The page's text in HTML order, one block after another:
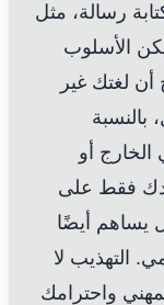
رسالة، مثل
الأسلوب
أن لغتك غير
بالنسبة
أو
فقط على
يساهم أيضًا
التهذيب لا
واحترامك